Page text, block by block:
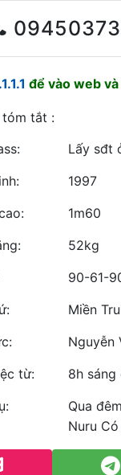
để vào web
tắt :
Lấy sđt
1997
1m60
52kg
90-61-
Miền
Nguyễn
từ:
8h sáng
Qua
Nuru